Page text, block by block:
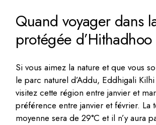
Quand voyager dans
protégée d’Hithadhoo
Si vous aimez la nature et que vous
le parc naturel d’Addu, Eddhigali
visitez cette région entre janvier et
préférence entre janvier et février. La
moyenne sera de 29°C et il n’y aura